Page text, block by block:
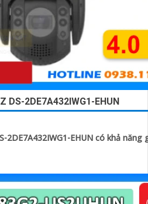
DS-2DE7A432IWG1-EHUN
2DE7A432IWG1-EHUN có khả năng